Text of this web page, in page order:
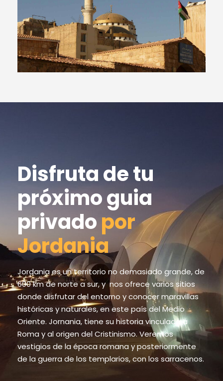
Disfruta de tu
próximo guia
privadopor
Jordania
Jordania es un territorio no demasiado grande, de
600 km de norte a sur, y nos ofrece varios sitios
donde disfrutar del entorno y conocer maravillas
históricas y naturales, en este país del Medio
Oriente. Jornania, tiene su historia vinculada a
Roma y al origen del Cristinismo. Veremos
vestigios de la época romana y posteriormente
de la guerra de los templarios, con los sarracenos.